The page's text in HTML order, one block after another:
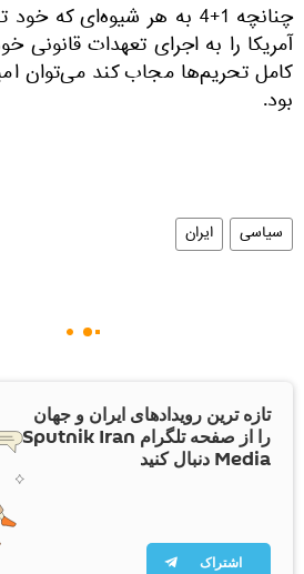
چنانچه 1+4 به هر شیوه‌ای
آمریکا را به اجرای تعهدات قانونی
کامل تحریم‌ها مجاب کند می‌توان
بود.
سیاسی ایران
تازه ترین رویدادهای ایران و جهان
را از صفحه تلگرام Sputnik Iran
Media دنبال کنید
اشتراک